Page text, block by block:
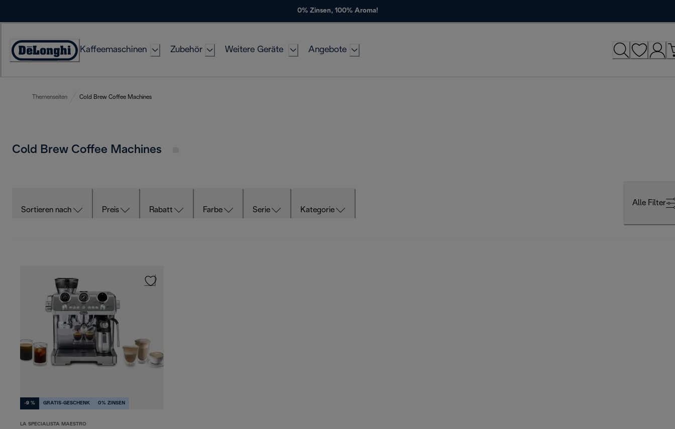
0% Zinsen, 100% Aroma!
Erklärung
Kaffeemaschinen Zubehör Weitere Geräte Angebote
Themenseiten Cold Brew Coffee Machines
Cold Brew Coffee Machines
Sortieren nach Preis Rabatt Farbe Serie Kategorie
Alle Filter
-9 % GRATIS-GESCHENK 0% ZINSEN
LA SPECIALISTA MAESTRO